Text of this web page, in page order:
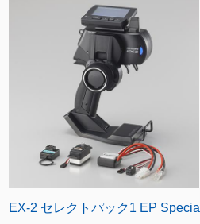
EX-2 セレクトパック1 EP Special